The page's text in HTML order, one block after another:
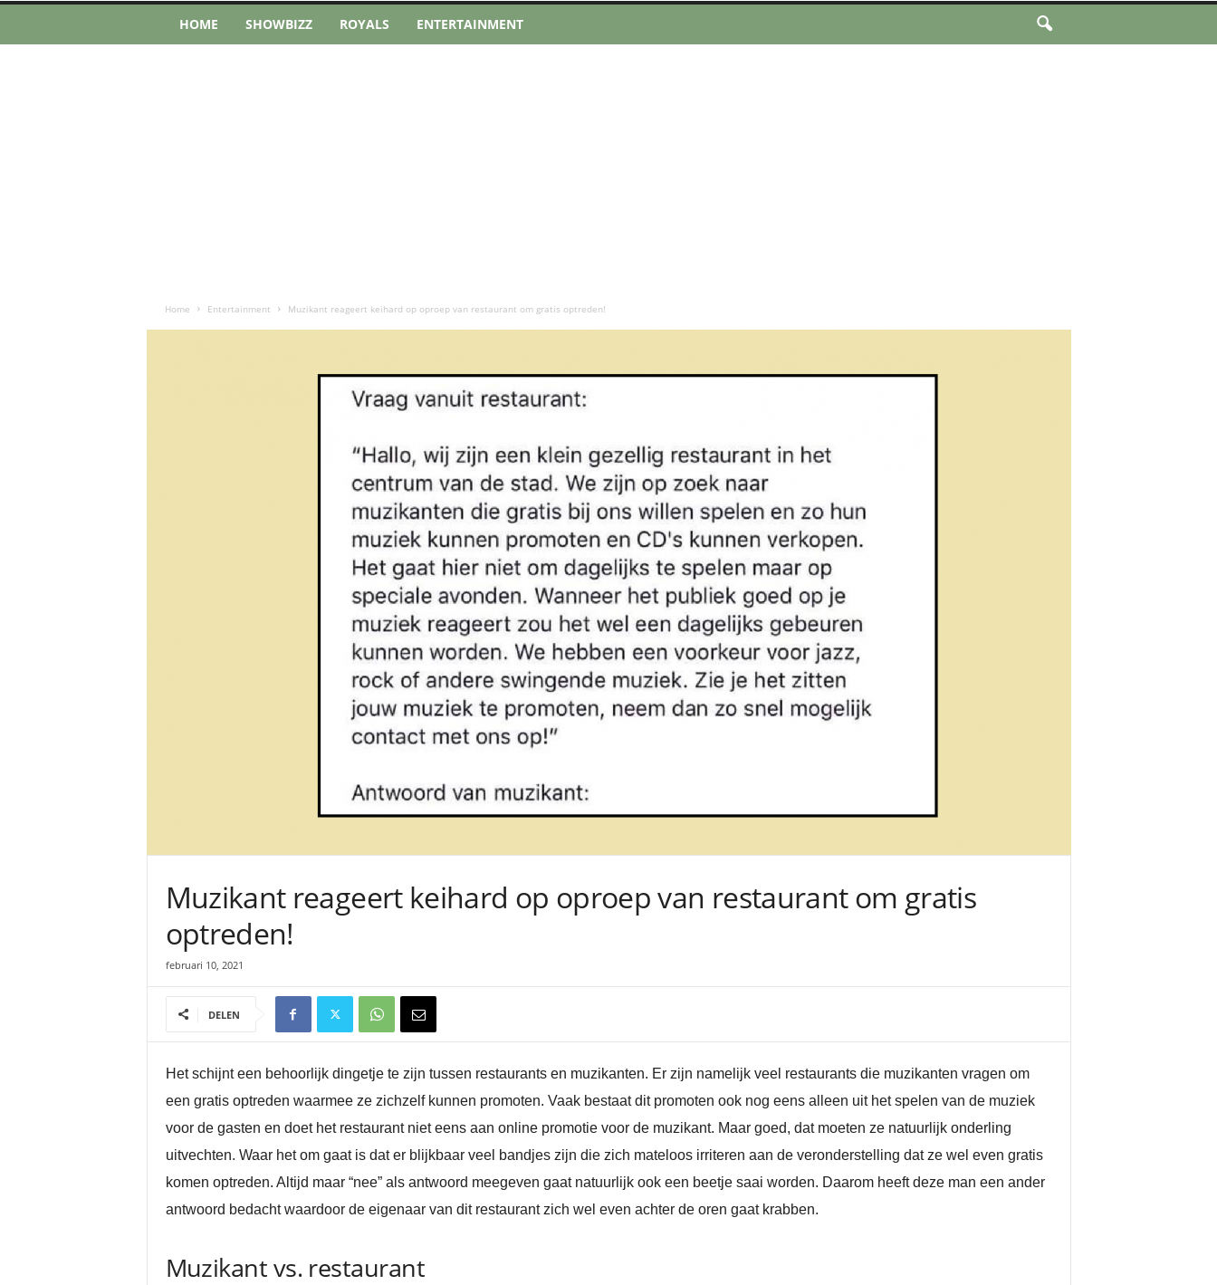
HOME SHOWBIZZ ROYALS ENTERTAINMENT
Home Entertainment Muzikant reageert keihard op oproep van restaurant om gratis optreden!
Muzikant reageert keihard op oproep van restaurant om gratis
optreden!
februari 10, 2021
DELEN
Het schijnt een behoorlijk dingetje te zijn tussen restaurants en muzikanten. Er zijn namelijk veel restaurants die muzikanten vragen om
een gratis optreden waarmee ze zichzelf kunnen promoten. Vaak bestaat dit promoten ook nog eens alleen uit het spelen van de muziek
voor de gasten en doet het restaurant niet eens aan online promotie voor de muzikant. Maar goed, dat moeten ze natuurlijk onderling
uitvechten. Waar het om gaat is dat er blijkbaar veel bandjes zijn die zich mateloos irriteren aan de veronderstelling dat ze wel even gratis
komen optreden. Altijd maar “nee” als antwoord meegeven gaat natuurlijk ook een beetje saai worden. Daarom heeft deze man een ander
antwoord bedacht waardoor de eigenaar van dit restaurant zich wel even achter de oren gaat krabben.
Muzikant vs. restaurant